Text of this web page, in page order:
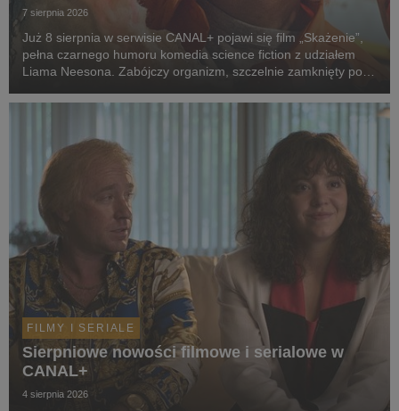
7 sierpnia 2026
Już 8 sierpnia w serwisie CANAL+ pojawi się film „Skażenie”,
pełna czarnego humoru komedia science fiction z udziałem
Liama Neesona. Zabójczy organizm, szczelnie zamknięty pod
nadzieją ludzkości staje się dwoje spóźni...
FILMY I SERIALE
Sierpniowe nowości filmowe i serialowe w
CANAL+
4 sierpnia 2026